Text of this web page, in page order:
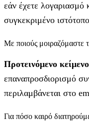
εάν έχετε λογαριασμό
συγκεκριμένο
Με ποιούς μοιραζόμαστε
Προτεινόμενο
επαναπροσδιορισμό
περιλαμβάνεται στο
Για πόσο καιρό